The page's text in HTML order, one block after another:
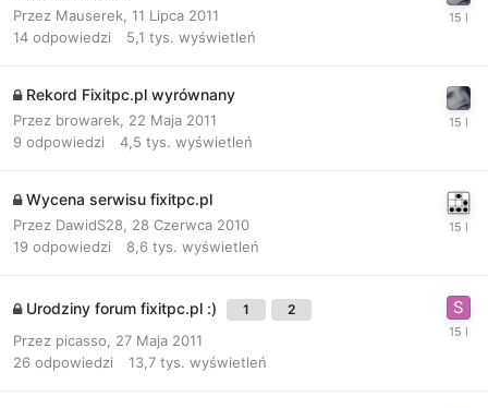
Przez Mauserek 11 Lipca 2011
14 odpowiedzi 5,1 tys. wyświetleń
Rekord Fixitpc.pl wyrównany
Przez browarek
22 Maja 2011
9 odpowiedzi 4,5 tys. wyświetleń
Wycena serwisu fixitpc.pl
Przez DawidS28
28 Czerwca 2010
19 odpowiedzi 8,6 tys. wyświetleń
Urodziny forum fixitpc.pl :) 1 2
Przez picasso
27 Maja 2011
26 odpowiedzi 13,7 tys. wyświetleń